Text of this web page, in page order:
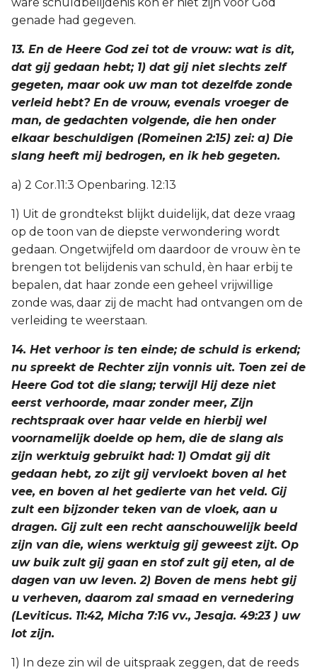
genade had gegeven.
13. En de Heere God zei tot de vrouw: wat is dit,
dat gij gedaan hebt; 1) dat gij niet slechts zelf
gegeten, maar ook uw man tot dezelfde zonde
verleid hebt? En de vrouw, evenals vroeger de
man, de gedachten volgende, die hen onder
elkaar beschuldigen (Romeinen 2:15) zei: a) Die
slang heeft mij bedrogen, en ik heb gegeten.
a) 2 Cor.11:3 Openbaring. 12:13
1) Uit de grondtekst blijkt duidelijk, dat deze vraag
op de toon van de diepste verwondering wordt
gedaan. Ongetwijfeld om daardoor de vrouw èn te
brengen tot belijdenis van schuld, èn haar erbij te
bepalen, dat haar zonde een geheel vrijwillige
zonde was, daar zij de macht had ontvangen om de
verleiding te weerstaan.
14. Het verhoor is ten einde; de schuld is erkend;
nu spreekt de Rechter zijn vonnis uit. Toen zei de
Heere God tot die slang; terwijl Hij deze niet
eerst verhoorde, maar zonder meer, Zijn
rechtspraak over haar velde en hierbij wel
voornamelijk doelde op hem, die de slang als
zijn werktuig gebruikt had: 1) Omdat gij dit
gedaan hebt, zo zijt gij vervloekt boven al het
vee, en boven al het gedierte van het veld. Gij
zult een bijzonder teken van de vloek, aan u
dragen. Gij zult een recht aanschouwelijk beeld
zijn van die, wiens werktuig gij geweest zijt. Op
uw buik zult gij gaan en stof zult gij eten, al de
dagen van uw leven. 2) Boven de mens hebt gij
u verheven, daarom zal smaad en vernedering
(Leviticus. 11:42, Micha 7:16 vv., Jesaja. 49:23 ) uw
lot zijn.
1) In deze zin wil de uitspraak zeggen, dat de reeds